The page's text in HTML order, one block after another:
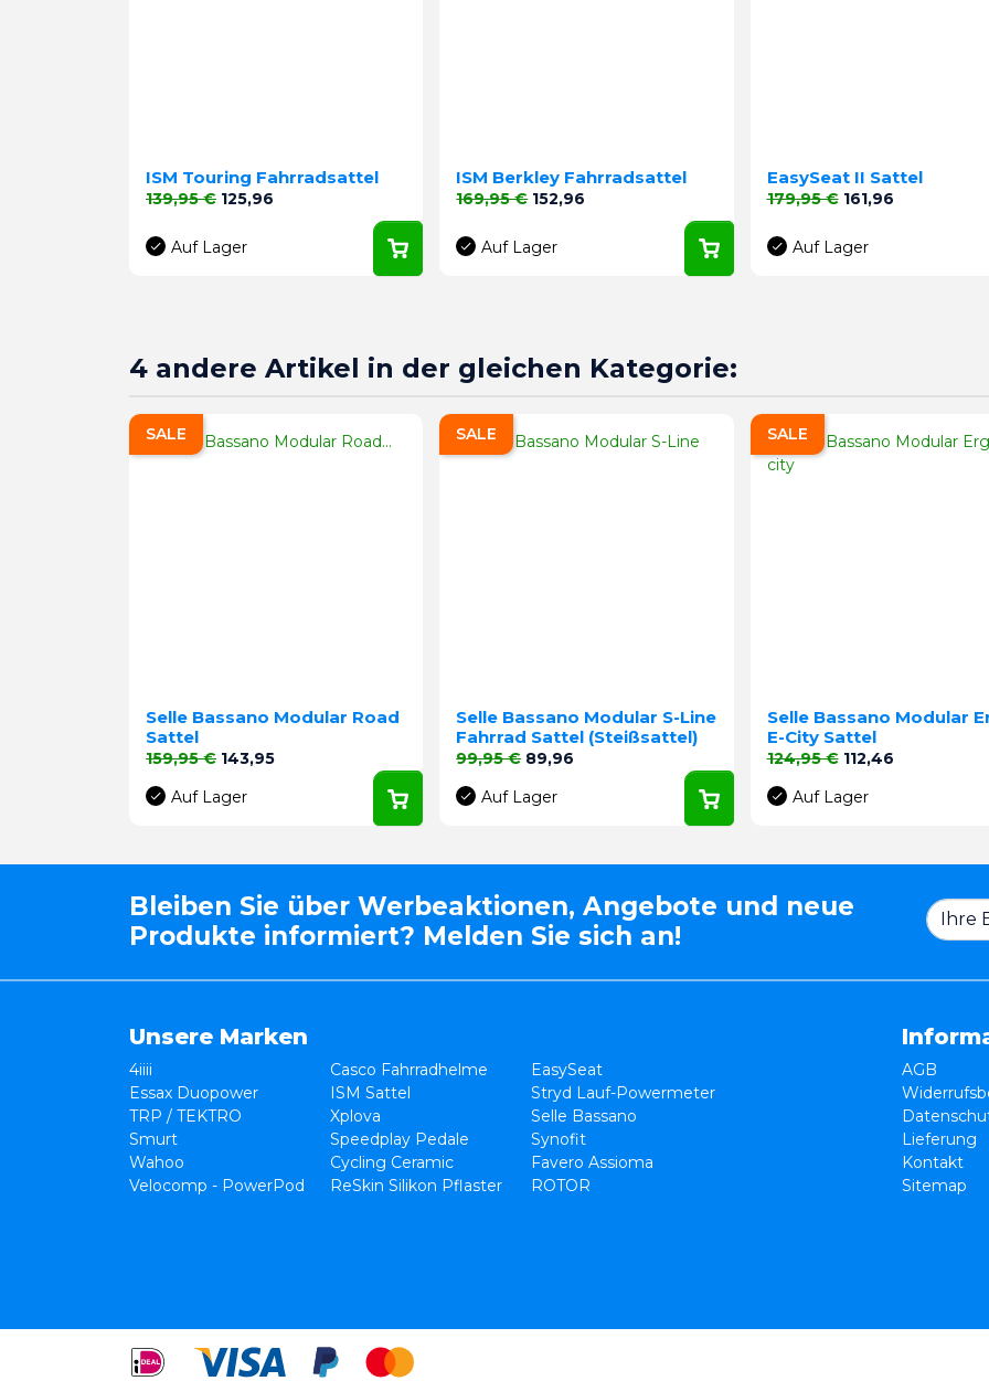
ISM Touring Fahrradsattel
Verkaufspreis
139,95 € Preis
125,96
Auf Lager
ISM Berkley Fahrradsattel
Verkaufspreis
169,95 € Preis
152,96
Auf Lager
EasySeat II Sattel
Verkaufspreis
179,95 € Preis
161,96
Auf Lager
4 andere Artikel in der gleichen Kategorie:
Selle Bassano Modular Road
Sattel
Verkaufspreis
159,95 € Preis
143,95
Auf Lager
SALE
Selle Bassano Modular S-Line
Fahrrad Sattel (Steißsattel)
Verkaufspreis
99,95 € Preis
89,96
Auf Lager
SALE
Selle Bassano Modular
E-City Sattel
Verkaufspreis
124,95 € Preis
112,46
Auf Lager
SALE
Bleiben Sie über Werbeaktionen, Angebote und neue
Produkte informiert? Melden Sie sich an!
Unsere Marken
4iiii Casco Fahrradhelme
EasySeat
Essax Duopower
ISM Sattel
Stryd Lauf-Powermeter
TRP / TEKTRO
Xplova
Selle Bassano
Smurt
Speedplay Pedale
Synofit
Wahoo
Cycling Ceramic
Favero Assioma
Velocomp - PowerPod
ReSkin Silikon Pflaster ROTOR
AGB
Lieferung
Kontakt
Sitemap